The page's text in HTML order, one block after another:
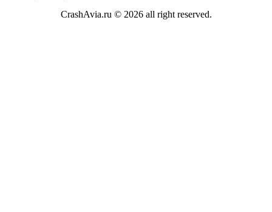
CrashAvia.ru © 2026 all right reserved.